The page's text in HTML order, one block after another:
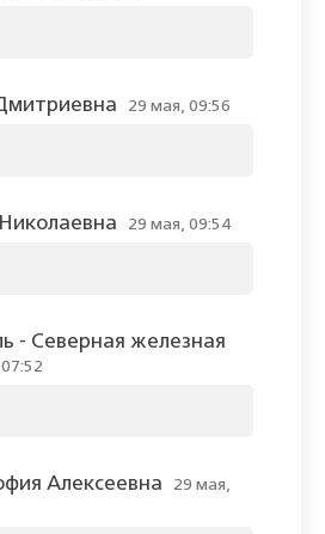
29 мая, 09:56
29 мая, 09:54
- Северная железная
Алексеевна
29 мая,